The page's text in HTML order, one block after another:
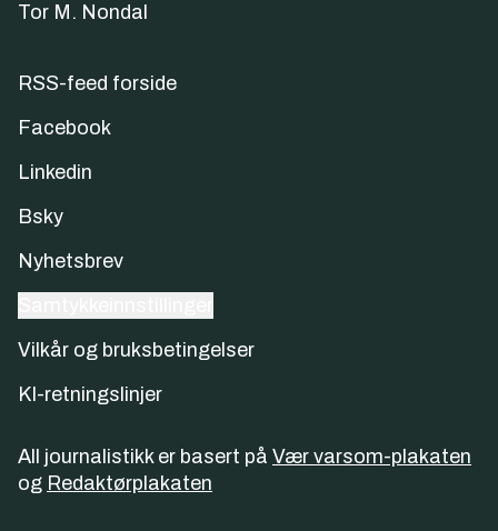
Tor M. Nondal
RSS-feed forside
Facebook
Linkedin
Bsky
Nyhetsbrev
Vilkår og bruksbetingelser
KI-retningslinjer
All journalistikk er basert på Vær varsom-plakaten
og Redaktørplakaten